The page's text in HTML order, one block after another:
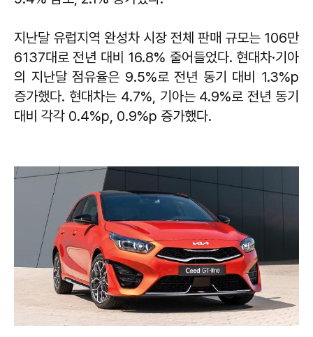
지난달 유럽지역 완성차 시장 전체 판매 규모는 106만
6137대로 전년 대비 16.8% 줄어들었다. 현대차·기아
의 지난달 점유율은 9.5%로 전년 동기 대비 1.3%p
증가했다. 현대차는 4.7%, 기아는 4.9%로 전년 동기
대비 각각 0.4%p, 0.9%p 증가했다.